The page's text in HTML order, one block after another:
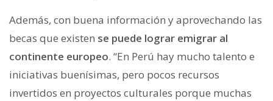
Además, con buena información y aprovechando las
becas que existen se puede lograr emigrar al
continente europeo. “En Perú hay mucho talento e
iniciativas buenísimas, pero pocos recursos
invertidos en proyectos culturales porque muchas